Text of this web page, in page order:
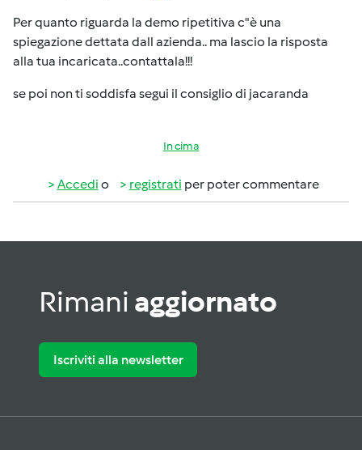
Per quanto riguarda la demo ripetitiva c"è una
spiegazione dettata dall azienda.. ma lascio la risposta
alla tua incaricata..contattala!!!
se poi non ti soddisfa segui il consiglio di jacaranda
In cima
Accedi o registrati per poter commentare
Rimani aggiornato
Iscriviti alla newsletter